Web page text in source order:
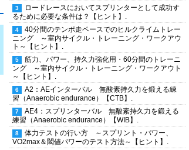
ロードレースにおいてスプリンターとして成功す
るために必要な条件は？【ヒント】.
40分間のテンポ走ペースでのヒルクライムトレー
ニング ～室内サイクル・トレーニング・ワークアウ
ト～【ヒント】.
筋力、パワー、持久力強化用・60分間のトレーニ
ング ～室内サイクル・トレーニング・ワークアウト
～【ヒント】.
A2：AEインターバル 無酸素持久力を鍛える練
習（Anaerobic endurance）【CTB】.
AE4：スプリンターバル 無酸素持久力を鍛える
練習（Anaerobic endurance）【WIB】.
体力テストの行い方 ～スプリント・パワー、
VO2max＆閾値パワーのテスト方法～【ヒント】.